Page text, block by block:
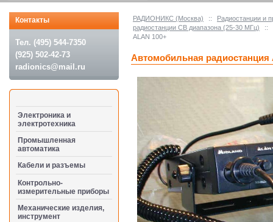
РАДИОНИКС (Москва) ::
Радиостанции и
радиостанции СВ диапазона (25-30 МГц)
::
ALAN 100+
Автомобильная радиостанция
Контакты
Тел. (495) 544-7350
(925) 502-42-73
radionics@mail.ru
Электроника и
электротехника
Промышленная
автоматика
Кабели и разъемы
Контрольно-
измерительные приборы
Механические изделия,
инструмент